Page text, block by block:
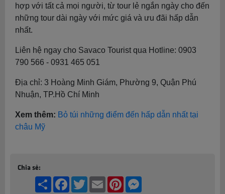
hợp với tất cả mọi người, từ tour lẻ ngắn ngày cho đến
những tour dài ngày với mức giá và ưu đãi hấp dẫn
nhất.
Liên hệ ngay cho Savaco Tourist qua Hotline: 0903
790 566 - 0931 465 051
Địa chỉ: 3 Hoàng Minh Giám, Phường 9, Quận Phú
Nhuận, TP.Hồ Chí Minh
Xem thêm: Bỏ túi những điểm đến hấp dẫn nhất tại
châu Mỹ
Chia sẻ:
Share Facebook
TwitterEmail Pinterest